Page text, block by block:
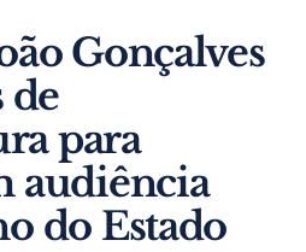
Gonçalves
de
para
audiência
do Estado